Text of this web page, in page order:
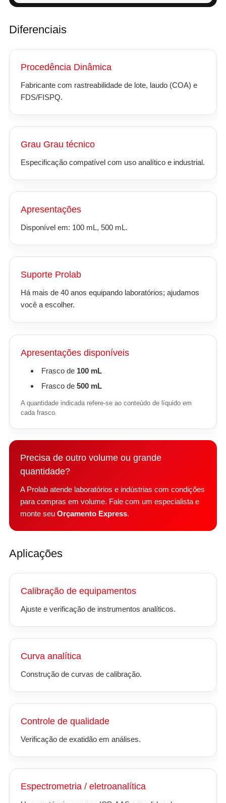
Diferenciais
Procedência Dinâmica
Fabricante com rastreabilidade de lote, laudo (COA) e
FDS/FISPQ.
Grau Grau técnico
Especificação compatível com uso analítico e industrial.
Apresentações
Disponível em: 100 mL, 500 mL.
Suporte Prolab
Há mais de 40 anos equipando laboratórios; ajudamos
você a escolher.
Apresentações disponíveis
Frasco de 100 mL
Frasco de 500 mL
A quantidade indicada refere-se ao conteúdo de líquido em
cada frasco.
Precisa de outro volume ou grande
quantidade?
A Prolab atende laboratórios e indústrias com condições
para compras em volume. Fale com um especialista e
monte seu Orçamento Express.
Aplicações
Calibração de equipamentos
Ajuste e verificação de instrumentos analíticos.
Curva analítica
Construção de curvas de calibração.
Controle de qualidade
Verificação de exatidão em análises.
Espectrometria / eletroanalítica